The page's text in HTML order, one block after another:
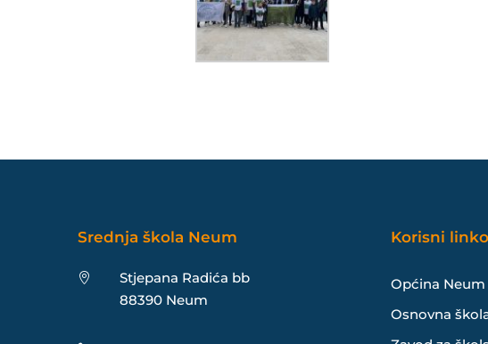
Srednja škola Neum

Stjepana Radića bb
88390 Neum
Korisni
Općina Neum
Osnovna